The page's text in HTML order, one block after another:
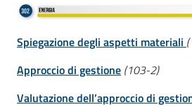
Spiegazione degli aspetti materiali
Approccio di gestione (103-2)
Valutazione dell’approccio di